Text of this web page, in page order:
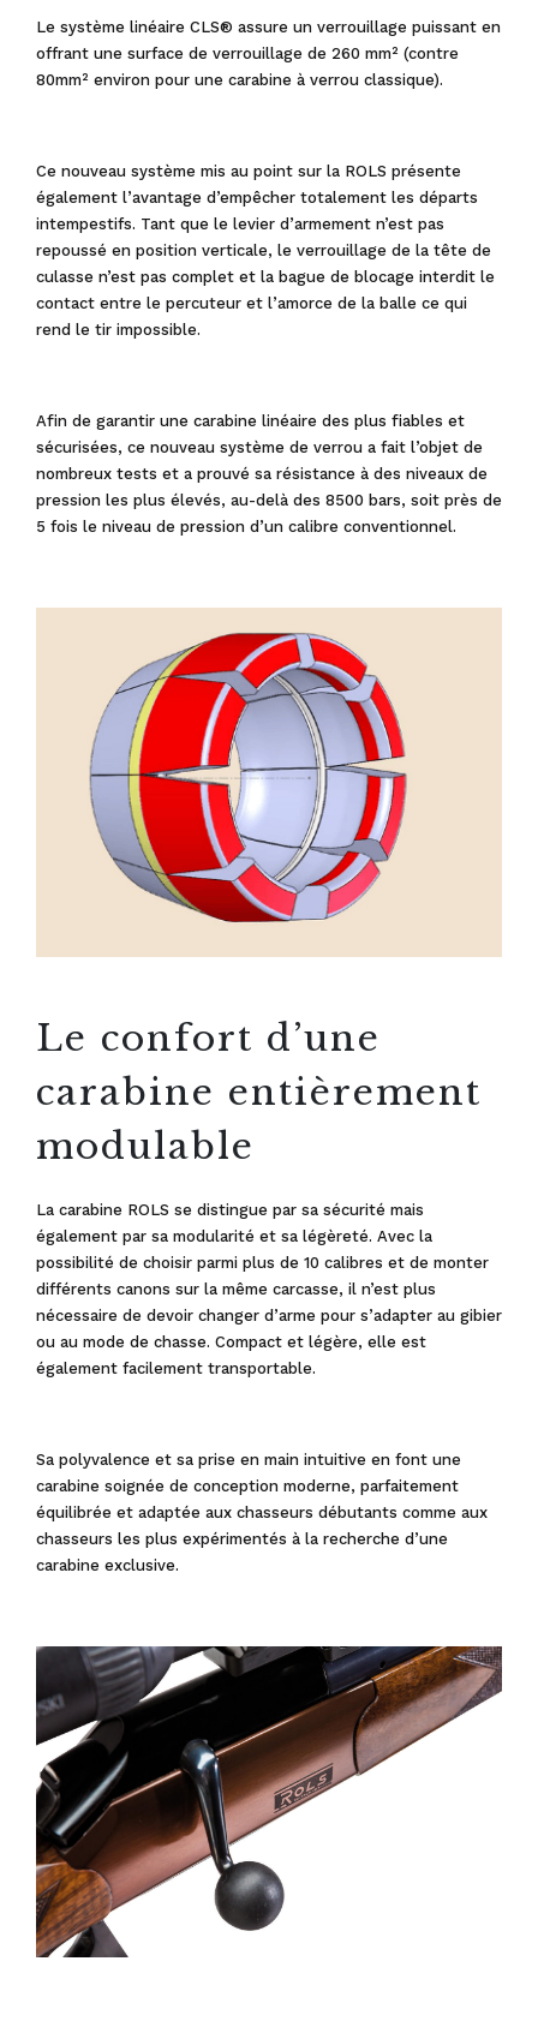
Le système linéaire CLS® assure un verrouillage puissant en
offrant une surface de verrouillage de 260 mm² (contre
80mm² environ pour une carabine à verrou classique).
Ce nouveau système mis au point sur la ROLS présente
également l’avantage d’empêcher totalement les départs
intempestifs. Tant que le levier d’armement n’est pas
repoussé en position verticale, le verrouillage de la tête de
culasse n’est pas complet et la bague de blocage interdit le
contact entre le percuteur et l’amorce de la balle ce qui
rend le tir impossible.
Afin de garantir une carabine linéaire des plus fiables et
sécurisées, ce nouveau système de verrou a fait l’objet de
nombreux tests et a prouvé sa résistance à des niveaux de
pression les plus élevés, au-delà des 8500 bars, soit près de
5 fois le niveau de pression d’un calibre conventionnel.
Le confort d’une
carabine entièrement
modulable
La carabine ROLS se distingue par sa sécurité mais
également par sa modularité et sa légèreté. Avec la
possibilité de choisir parmi plus de 10 calibres et de monter
différents canons sur la même carcasse, il n’est plus
nécessaire de devoir changer d’arme pour s’adapter au gibier
ou au mode de chasse. Compact et légère, elle est
également facilement transportable.
Sa polyvalence et sa prise en main intuitive en font une
carabine soignée de conception moderne, parfaitement
équilibrée et adaptée aux chasseurs débutants comme aux
chasseurs les plus expérimentés à la recherche d’une
carabine exclusive.